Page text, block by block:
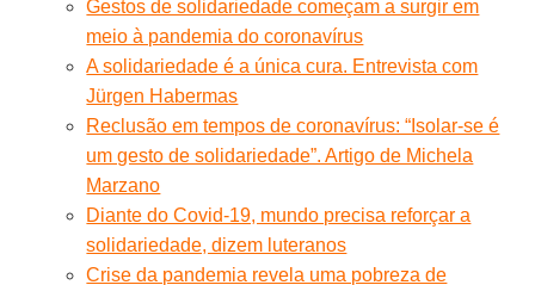
Gestos de solidariedade começam a surgir em
meio à pandemia do coronavírus
A solidariedade é a única cura. Entrevista com
Jürgen Habermas
Reclusão em tempos de coronavírus: “Isolar-se é
um gesto de solidariedade”. Artigo de Michela
Marzano
Diante do Covid-19, mundo precisa reforçar a
solidariedade, dizem luteranos
Crise da pandemia revela uma pobreza de